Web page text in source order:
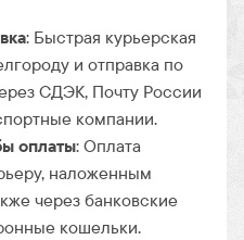
: Быстрая курьерская
и отправка по
СДЭК, Почту России
компании.
оплаты: Оплата
наложенным
через банковские
кошельки.